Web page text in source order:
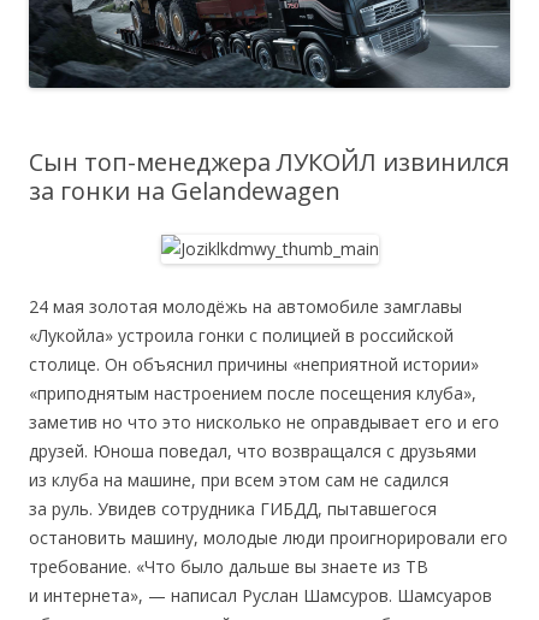
Сын топ-менеджера ЛУКОЙЛ извинился
за гонки на Gelandewagen
24 мая золотая молодёжь на автомобиле замглавы
«Лукойла» устроила гонки с полицией в российской
столице. Он объяснил причины «неприятной истории»
«приподнятым настроением после посещения клуба»,
заметив но что это нисколько не оправдывает его и его
друзей. Юноша поведал, что возвращался с друзьями
из клуба на машине, при всем этом сам не садился
за руль. Увидев сотрудника ГИБДД, пытавшегося
остановить машину, молодые люди проигнорировали его
требование. «Что было дальше вы знаете из ТВ
и интернета», — написал Руслан Шамсуров. Шамсуаров